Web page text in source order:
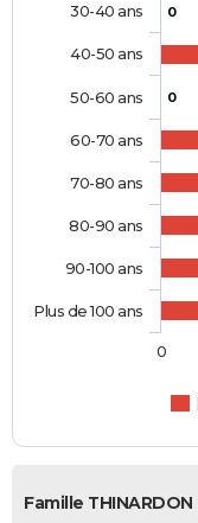
0
0
30-40 ans
40-50 ans
50-60 ans
60-70 ans
70-80 ans
80-90 ans
90-100 ans
Plus de 100 ans
0
Famille THINARDON